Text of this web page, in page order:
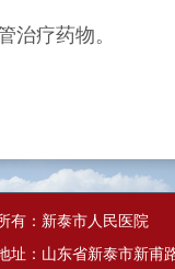
治疗药物。
有：新泰市人民医院
址：山东省新泰市新甫